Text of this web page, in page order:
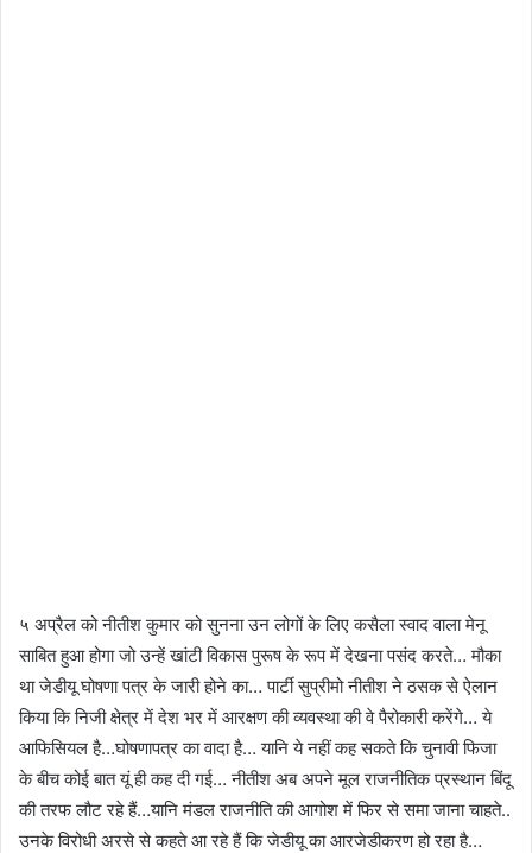
५ अप्रैल को नीतीश कुमार को सुनना उन लोगों के लिए कसैला स्वाद वाला मेनू
साबित हुआ होगा जो उन्हें खांटी विकास पुरूष के रूप में देखना पसंद करते… मौका
था जेडीयू घोषणा पत्र के जारी होने का… पार्टी सुप्रीमो नीतीश ने ठसक से ऐलान
किया कि निजी क्षेत्र में देश भर में आरक्षण की व्यवस्था की वे पैरोकारी करेंगे… ये
आफिसियल है…घोषणापत्र का वादा है… यानि ये नहीं कह सकते कि चुनावी फिजा
के बीच कोई बात यूं ही कह दी गई… नीतीश अब अपने मूल राजनीतिक प्रस्थान बिंदू
की तरफ लौट रहे हैं…यानि मंडल राजनीति की आगोश में फिर से समा जाना चाहते..
उनके विरोधी अरसे से कहते आ रहे हैं कि जेडीयू का आरजेडीकरण हो रहा है…